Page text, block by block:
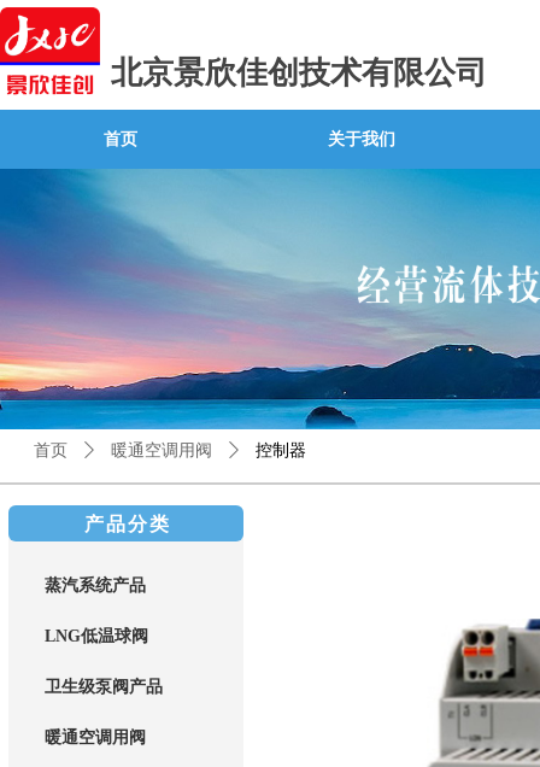
北京景欣佳创技术有限公司
首页 关于我们
首页 ꄲ 暖通空调用阀 ꄲ 控制器
产品分类
蒸汽系统产品
LNG低温球阀
卫生级泵阀产品
暖通空调用阀